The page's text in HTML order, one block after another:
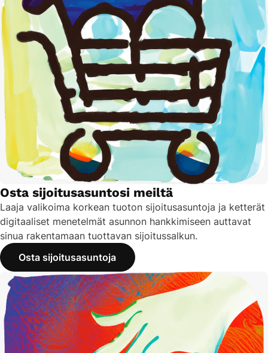
Osta sijoitusasuntosi meiltä
Laaja valikoima korkean tuoton sijoitusasuntoja ja ketterät
digitaaliset menetelmät asunnon hankkimiseen auttavat
sinua rakentamaan tuottavan sijoitussalkun.
Osta sijoitusasuntoja